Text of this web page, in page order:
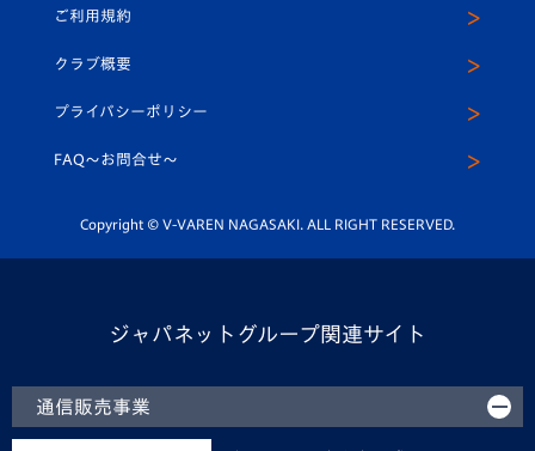
平和祈念活動
ホームタウン活動
スクール
ヴィヴィくんインスタグラム
公式LINE＠
ご利用規約
クラブ概要
プライバシーポリシー
FAQ〜お問合せ〜
Copyright © V-VAREN NAGASAKI. ALL RIGHT RESERVED.
ジャパネットグループ関連サイト
通信販売事業